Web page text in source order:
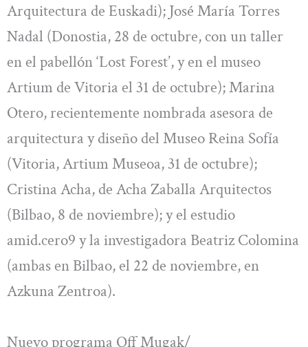
Arquitectura de Euskadi); José María Torres
Nadal (Donostia, 28 de octubre, con un taller
en el pabellón ‘Lost Forest’, y en el museo
Artium de Vitoria el 31 de octubre); Marina
Otero, recientemente nombrada asesora de
arquitectura y diseño del Museo Reina Sofía
(Vitoria, Artium Museoa, 31 de octubre);
Cristina Acha, de Acha Zaballa Arquitectos
(Bilbao, 8 de noviembre); y el estudio
amid.cero9 y la investigadora Beatriz Colomina
(ambas en Bilbao, el 22 de noviembre, en
Azkuna Zentroa).
Nuevo programa Off Mugak/